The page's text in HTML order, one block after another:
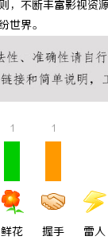
，不断丰富影视
世界。
1
鲜花
1
握手 雷人